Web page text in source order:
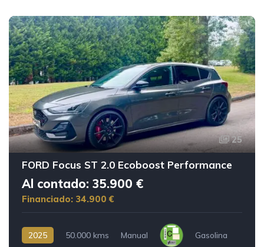
25
FORD Focus ST 2.0 Ecoboost Performance
Al contado: 35.900 €
Financiado: 34.900 €
2025 50.000 kms Manual Gasolina